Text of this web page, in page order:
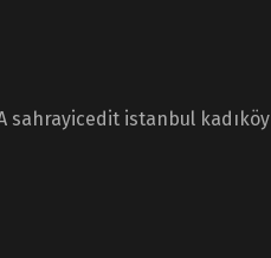
sahrayicedit istanbul kadıköy